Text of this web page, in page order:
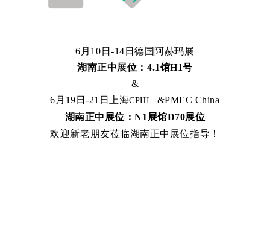
6月10日-14日德国阿赫玛展
湖南正中展位：4.1馆H1号
&
6月19日-21日上海CPHI
&PMEC China
湖南正中展位：N1展馆D70展位
欢迎新老朋友莅临湖南正中展位指导！